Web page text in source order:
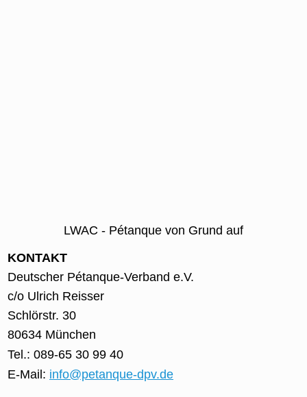
LWAC - Pétanque von Grund auf
KONTAKT
Deutscher Pétanque-Verband e.V.
c/o Ulrich Reisser
Schlörstr. 30
80634 München
Tel.: 089-65 30 99 40
E-Mail: info@petanque-dpv.de